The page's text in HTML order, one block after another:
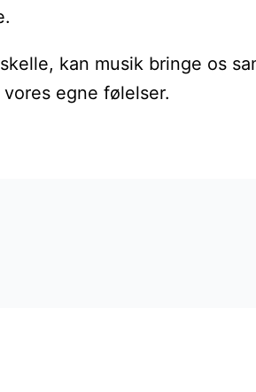
kan musik bringe os
egne følelser.